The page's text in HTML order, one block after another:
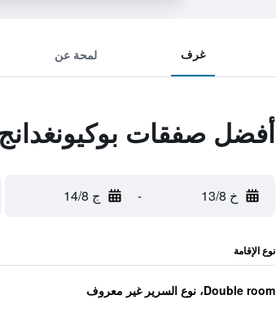
غرف لمحة عن
أفضل صفقات بوكيونغدانج
خ 13/8 - ج 14/8
نوع الإقامة
Double room، نوع السرير غير معروف